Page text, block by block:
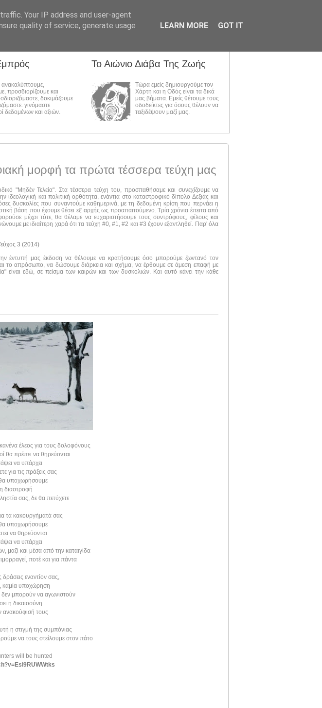
προσδιορίζουμε και
δοκιμάζουμε
γινόμαστε
δεδομένων και αξιών.
Το Αιώνιο Διάβα Της Ζωής
Τώρα εμείς δημιουργούμε τον
Χάρτη και η Οδός είναι τα δικά
μας βήματα. Εμείς θέτουμε τους
οδοδείκτες για όσους θέλουν να
ταξιδέψουν μαζί μας.
μορφή τα πρώτα τέσσερα τεύχη μας
"Μηδέν Τελεία". Στα τέσσερα τεύχη του, προσπαθήσαμε και συνεχίζουμε να
και πολιτική ορθότητα, ενάντια στο καταστροφικό δίπολο Δεξιάς και
δυσκολίες που συναντούμε καθημερινά, με τη δεδομένη κρίση που περνάει η
βάση που έχουμε θέσει εξ' αρχής ως προαπαιτούμενο. Τρία χρόνια έπειτα από
μέχρι τότε, θα θέλαμε να ευχαριστήσουμε τους συντρόφους, φίλους και
με ιδιαίτερη χαρά ότι τα τεύχη #0, #1, #2 και #3 έχουν εξαντληθεί. Παρ' όλα
3 (2014)
έντυπή μας έκδοση να θέλουμε να κρατήσουμε όσο μπορούμε ζωντανό τον
το απρόσωπο, να δώσουμε διάρκεια και σχήμα, να έρθουμε σε άμεση επαφή με
είναι εδώ, σε πείσμα των καιρών και των δυσκολιών. Και αυτό κάνει την κάθε
έλεος για τους δολοφόνους
θα πρέπει να θηρεύονται
να υπάρχει
για τις πράξεις σας
υποχωρήσουμε
διαστροφή
σας, δε θα πετύχετε
τα κακουργήματά σας
υποχωρήσουμε
να θηρεύονται
να υπάρχει
μαζί και μέσα από την καταιγίδα
ποτέ και για πάντα
εναντίον σας,
καμία υποχώρηση
δεν μπορούν να αγωνιστούν
η δικαιοσύνη
ανακούφισή τους
η στιγμή της συμπόνιας
να τους στείλουμε στον πάτο
will be hunted
Your IP address and user-agent
quality of service, generate usage
LEARN MORE GOT IT